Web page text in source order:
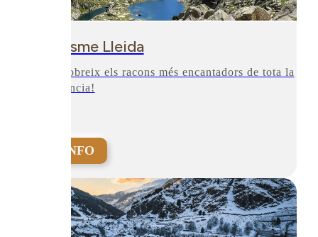
Turisme Lleida
Descobreix els racons més encantadors de tota la
provincia!
+INFO